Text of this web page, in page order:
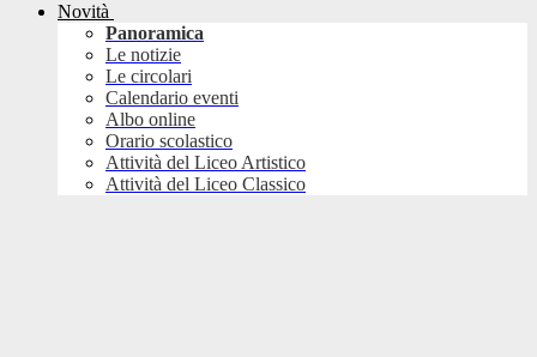
Novità
Panoramica
Le notizie
Le circolari
Calendario eventi
Albo online
Orario scolastico
Attività del Liceo Artistico
Attività del Liceo Classico